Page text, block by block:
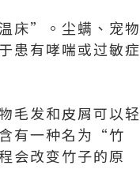
床”。尘螨、宠物
患有哮喘或过敏症
毛发和皮屑可以轻
有一种名为“竹
会改变竹子的原